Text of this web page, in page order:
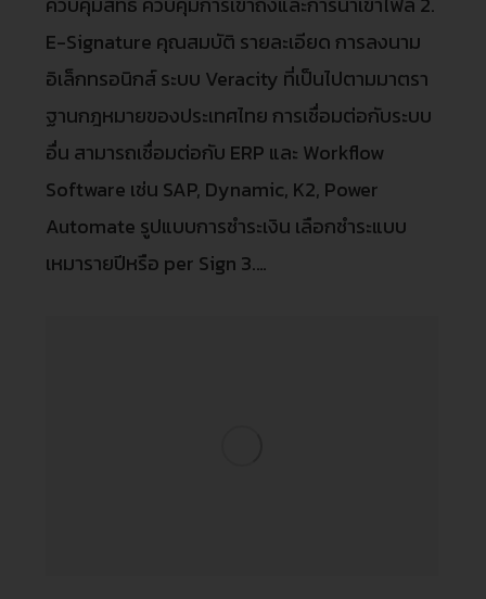
E-Signature คุณสมบัติ รายละเอียด การลงนาม
อิเล็กทรอนิกส์ ระบบ Veracity ที่เป็นไปตามมาตรา
ฐานกฎหมายของประเทศไทย การเชื่อมต่อกับระบบ
อื่น สามารถเชื่อมต่อกับ ERP และ Workflow
Software เช่น SAP, Dynamic, K2, Power
Automate รูปแบบการชำระเงิน เลือกชำระแบบ
เหมารายปีหรือ per Sign 3.…